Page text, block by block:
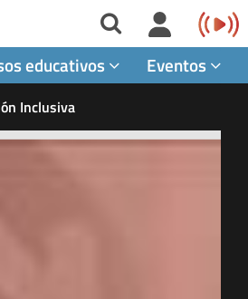
educativos Eventos
Inclusiva